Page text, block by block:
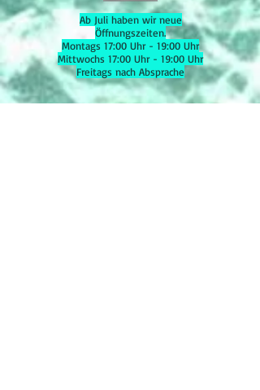
Ab Juli haben wir neue
Öffnungszeiten.
Montags 17:00 Uhr - 19:00 Uhr
Mittwochs 17:00 Uhr - 19:00 Uhr
Freitags nach Absprache